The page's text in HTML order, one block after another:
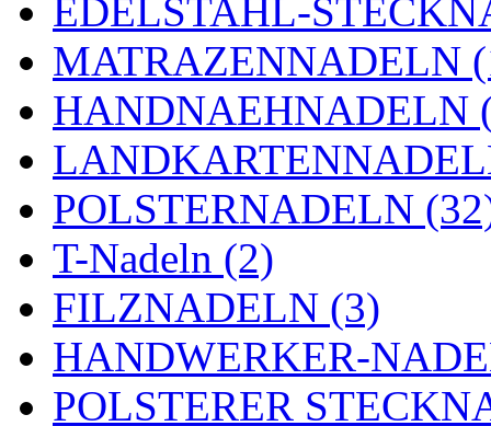
EDELSTAHL-
MATRAZENNADELN
HANDNAEHNADELN
POLSTERNADELN
T-Nadeln (2)
FILZNADELN (3)
HANDWERKER-
POLSTERER